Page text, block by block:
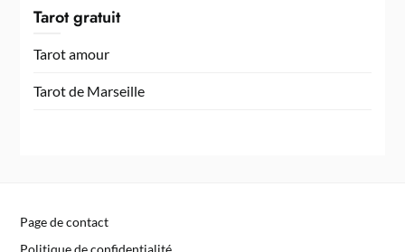
Tarot gratuit
Tarot amour
Tarot de Marseille
Page de contact
Politique de confidentialité